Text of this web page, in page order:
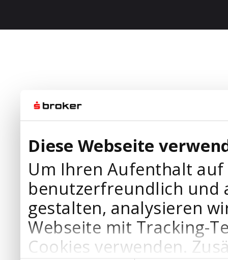
Diese Webseite
Um Ihren Aufenthalt
benutzerfreundlich und
gestalten, analysieren
Webseite mit Tracking-
Cookies verwenden.